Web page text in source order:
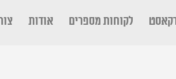
לקוחות מספרים אודות